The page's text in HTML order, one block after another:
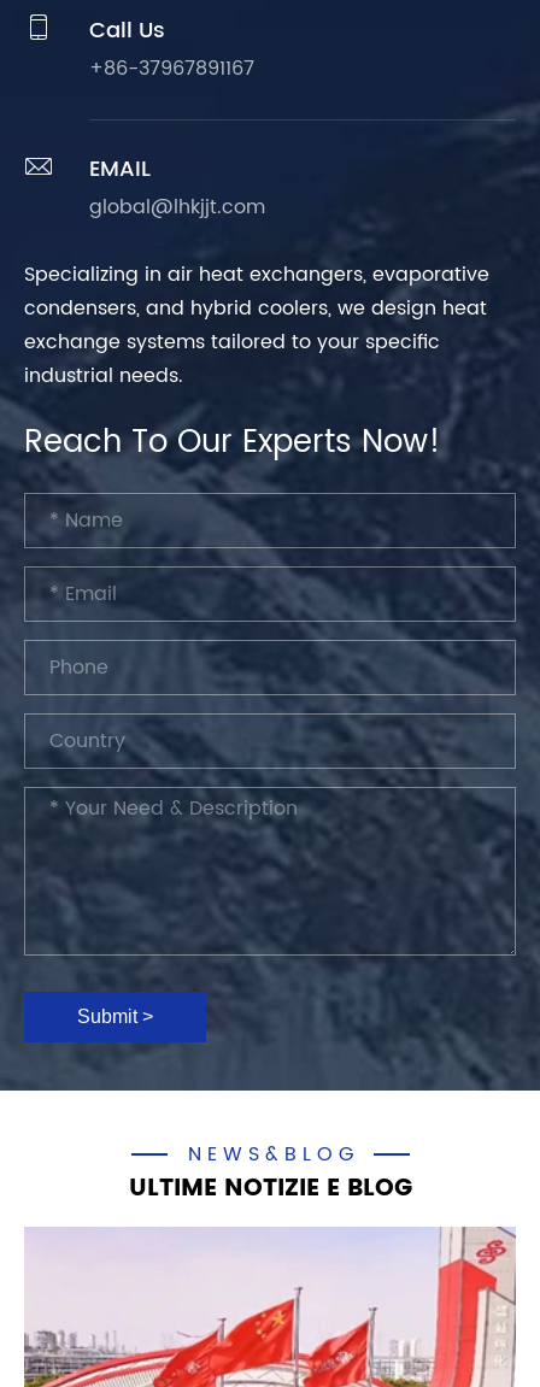
 Call Us
+86-37967891167
 EMAIL
global@lhkjjt.com
Specializing in air heat exchangers, evaporative
condensers, and hybrid coolers, we design heat
exchange systems tailored to your specific
industrial needs.
Reach To Our Experts Now!
Submit >
NEWS&BLOG
ULTIME NOTIZIE E BLOG